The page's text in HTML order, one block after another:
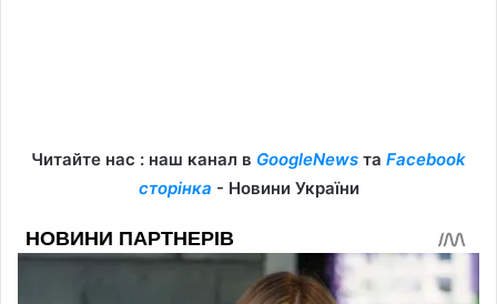
Читайте нас : наш канал в GoogleNews та Facebook
сторінка - Новини України